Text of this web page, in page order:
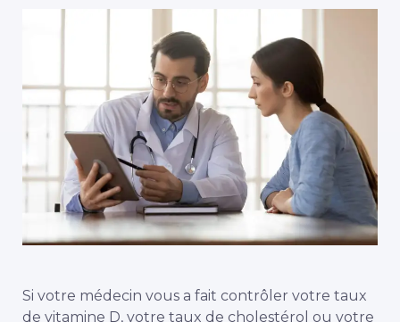
Si votre médecin vous a fait contrôler votre taux
de vitamine D, votre taux de cholestérol ou votre